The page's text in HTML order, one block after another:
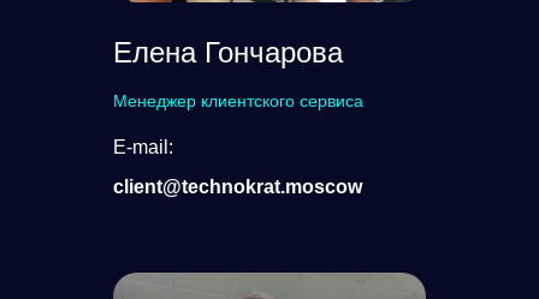
Елена Гончарова
Менеджер клиентского сервиса
E-mail:
client@technokrat.moscow